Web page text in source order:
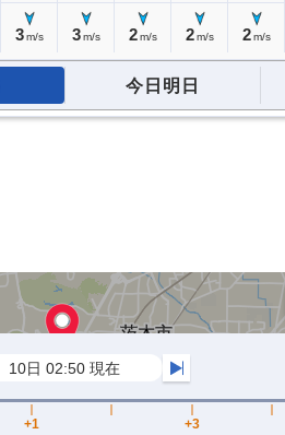
3 m/s 3 m/s 2 m/s 2 m/s 2 m/s
今日明日